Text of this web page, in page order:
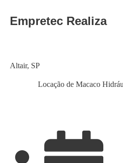
Empretec Realiza
Locação de Macaco
Category
Altair, SP